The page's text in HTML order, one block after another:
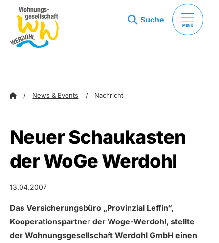
Suche
MENÜ
zum Inhalt springen
News & Events Nachricht
Neuer Schaukasten
der WoGe Werdohl
13.04.2007
Das Versicherungsbüro „Provinzial Leffin“,
Kooperationspartner der Woge-Werdohl, stellte
der Wohnungsgesellschaft Werdohl GmbH einen